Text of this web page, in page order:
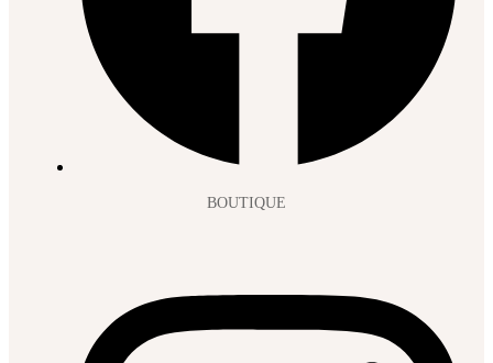
BOUTIQUE